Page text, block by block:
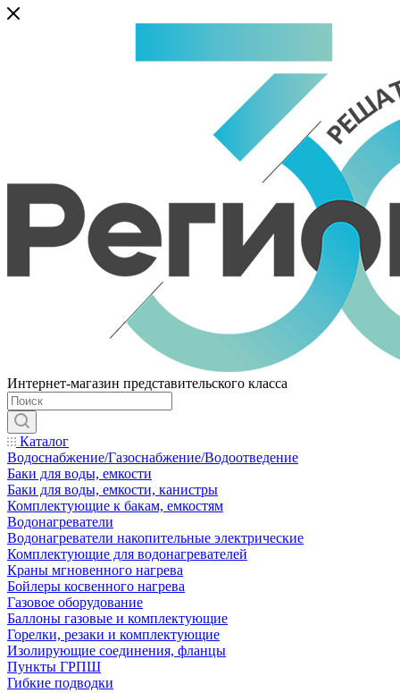
Интернет-магазин представительского класса
Каталог
Водоснабжение/Газоснабжение/Водоотведение
Баки для воды, емкости
Баки для воды, емкости, канистры
Комплектующие к бакам, емкостям
Водонагреватели
Водонагреватели накопительные электрические
Комплектующие для водонагревателей
Краны мгновенного нагрева
Бойлеры косвенного нагрева
Газовое оборудование
Баллоны газовые и комплектующие
Горелки, резаки и комплектующие
Изолирующие соединения, фланцы
Пункты ГРПШ
Гибкие подводки